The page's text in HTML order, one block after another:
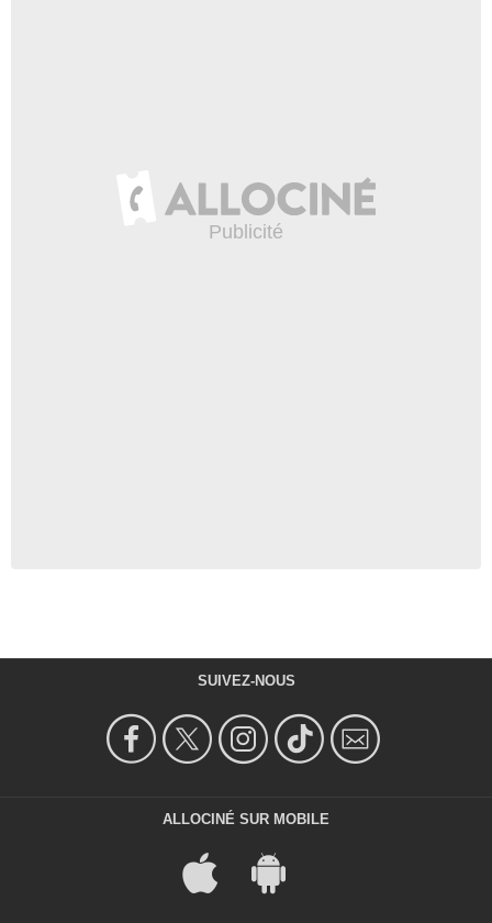
SUIVEZ-NOUS
ALLOCINÉ SUR MOBILE